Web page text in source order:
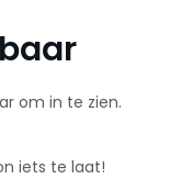
om in te zien.
iets te laat!